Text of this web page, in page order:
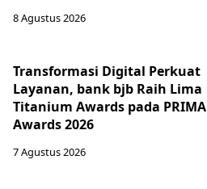
8 Agustus 2026
Transformasi Digital Perkuat
Layanan, bank bjb Raih Lima
Titanium Awards pada PRIMA
Awards 2026
7 Agustus 2026